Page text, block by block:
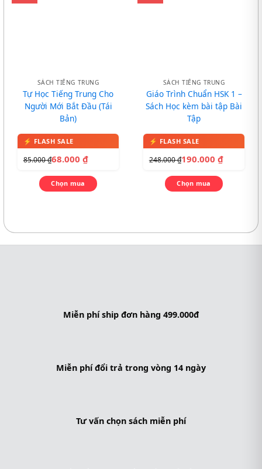
SÁCH TIẾNG TRUNG
Tự Học Tiếng Trung Cho
Người Mới Bắt Đầu (Tái
Bản)
85.000₫68.000 ₫
Chọn mua
SÁCH TIẾNG TRUNG
Giáo Trình Chuẩn HSK 1 –
Sách Học kèm bài tập Bài
Tập
248.000₫190.000 ₫
Chọn mua
Miễn phí ship đơn hàng 499.000đ
Miễn phí đổi trả trong vòng 14 ngày
Tư vấn chọn sách miễn phí